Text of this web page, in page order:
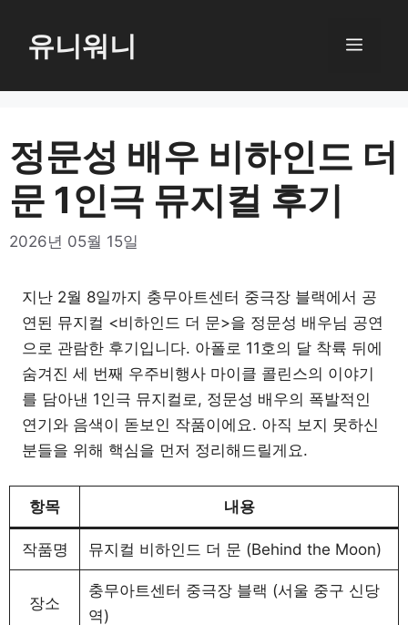
로
너
뛰
유니워니 메
정문성 배우 비하인드 더
문 1인극 뮤지컬 후기
2026년 05월 15일
지난 2월 8일까지 충무아트센터 중극장 블랙에서 공
연된 뮤지컬 <비하인드 더 문>을 정문성 배우님 공연
으로 관람한 후기입니다. 아폴로 11호의 달 착륙 뒤에
숨겨진 세 번째 우주비행사 마이클 콜린스의 이야기
를 담아낸 1인극 뮤지컬로, 정문성 배우의 폭발적인
연기와 음색이 돋보인 작품이에요. 아직 보지 못하신
분들을 위해 핵심을 먼저 정리해드릴게요.
항목 내용
작품명 뮤지컬 비하인드 더 문 (Behind the Moon)
장소
충무아트센터 중극장 블랙 (서울 중구 신당
역)